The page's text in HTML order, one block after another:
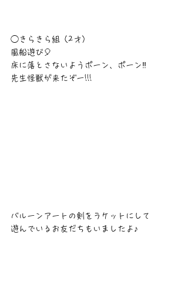
◯きらきら組（2才）
風船遊び🎈
床に落とさないようポーン、ポーン‼︎
先生怪獣が来たぞー!!!
バルーンアートの剣をラケットにして
遊んでいるお友だちもいましたよ♪